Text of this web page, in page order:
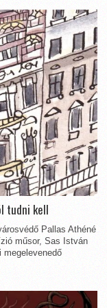
tudni kell
Pallas Athéné
műsor, Sas István